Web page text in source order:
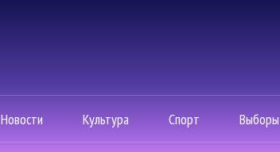
Новости Культура Спорт Выборы